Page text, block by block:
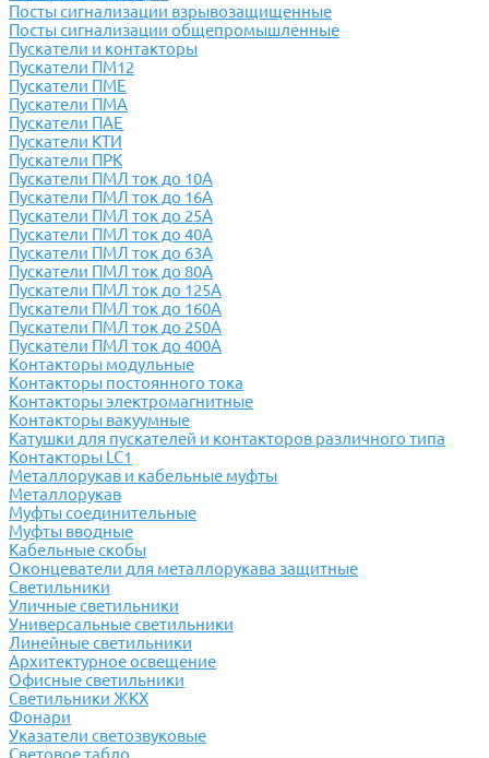
Посты сигнализации взрывозащищенные
Посты сигнализации общепромышленные
Пускатели и контакторы
Пускатели ПМ12
Пускатели ПМЕ
Пускатели ПМА
Пускатели ПАЕ
Пускатели КТИ
Пускатели ПРК
Пускатели ПМЛ ток до 10А
Пускатели ПМЛ ток до 16А
Пускатели ПМЛ ток до 25А
Пускатели ПМЛ ток до 40А
Пускатели ПМЛ ток до 63А
Пускатели ПМЛ ток до 80А
Пускатели ПМЛ ток до 125А
Пускатели ПМЛ ток до 160А
Пускатели ПМЛ ток до 250А
Пускатели ПМЛ ток до 400А
Контакторы модульные
Контакторы постоянного тока
Контакторы электромагнитные
Контакторы вакуумные
Катушки для пускателей и контакторов различного типа
Контакторы LC1
Металлорукав и кабельные муфты
Металлорукав
Муфты соединительные
Муфты вводные
Кабельные скобы
Оконцеватели для металлорукава защитные
Светильники
Уличные светильники
Универсальные светильники
Линейные светильники
Архитектурное освещение
Офисные светильники
Светильники ЖКХ
Фонари
Указатели светозвуковые
Световое табло